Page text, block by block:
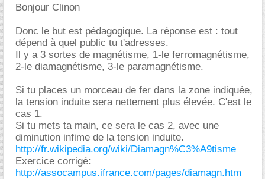
Bonjour Clinon
Donc le but est pédagogique. La réponse est : tout
dépend à quel public tu t'adresses.
Il y a 3 sortes de magnétisme, 1-le ferromagnétisme,
2-le diamagnétisme, 3-le paramagnétisme.
Si tu places un morceau de fer dans la zone indiquée,
la tension induite sera nettement plus élevée. C'est le
cas 1.
Si tu mets ta main, ce sera le cas 2, avec une
diminution infime de la tension induite.
http://fr.wikipedia.org/wiki/Diamagn%C3%A9tisme
Exercice corrigé:
http://assocampus.ifrance.com/pages/diamagn.htm